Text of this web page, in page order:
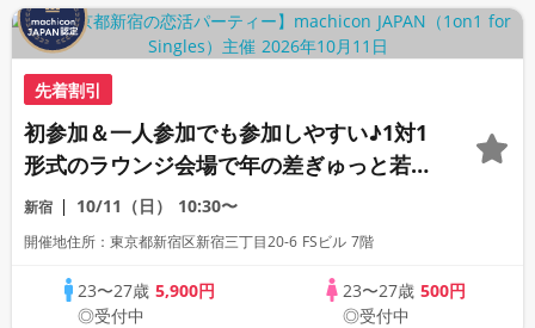
先着割引
初参加＆一人参加でも参加しやすい♪1対1
形式のラウンジ会場で年の差ぎゅっと若め
の同世代恋活パーティー♪《上質な1対1相
席専用会場》《全席半個室》《飲み放題付
新宿 10/11（日） 10:30〜
開催地住所：東京都新宿区新宿三丁目20-6 FSビル 7階
23〜27歳5,900円
◎受付中
23〜27歳 500円
◎受付中